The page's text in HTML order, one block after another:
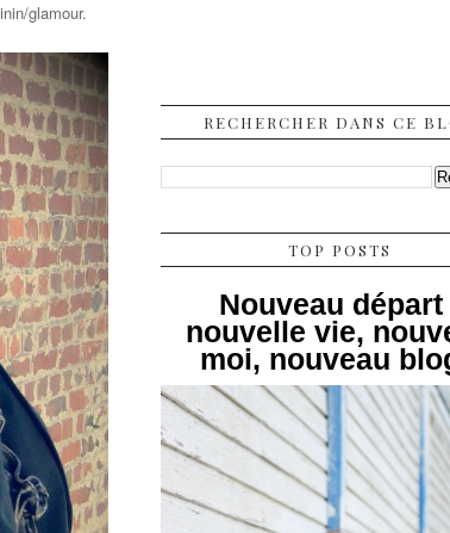
glamour.
RECHERCHER DANS CE
TOP POSTS
Nouveau départ
nouvelle vie,
moi, nouveau